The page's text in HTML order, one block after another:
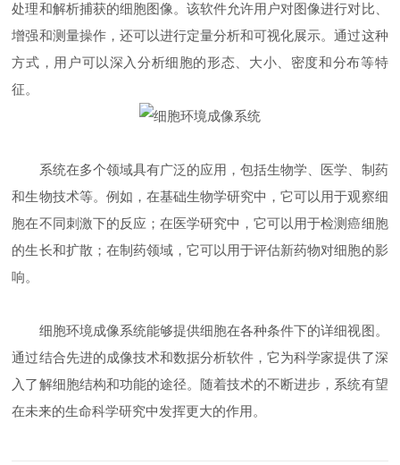
处理和解析捕获的细胞图像。该软件允许用户对图像进行对比、
增强和测量操作，还可以进行定量分析和可视化展示。通过这种
方式，用户可以深入分析细胞的形态、大小、密度和分布等特
征。
系统在多个领域具有广泛的应用，包括生物学、医学、制药
和生物技术等。例如，在基础生物学研究中，它可以用于观察细
胞在不同刺激下的反应；在医学研究中，它可以用于检测癌细胞
的生长和扩散；在制药领域，它可以用于评估新药物对细胞的影
响。
细胞环境成像系统能够提供细胞在各种条件下的详细视图。
通过结合先进的成像技术和数据分析软件，它为科学家提供了深
入了解细胞结构和功能的途径。随着技术的不断进步，系统有望
在未来的生命科学研究中发挥更大的作用。